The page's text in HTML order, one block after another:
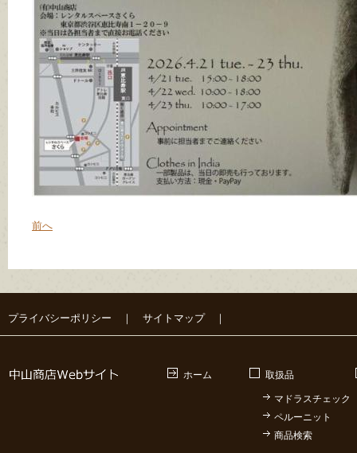
前へ
プライバシーポリシー ｜ サイトマップ｜
ホーム 取扱品
マドラスチェック
ペルーニット
商品検索